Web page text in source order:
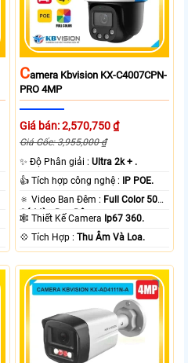
CAmera Kbvision KX-C4007CPN-
PRO 4MP
Giá bán: 2,570,750 ₫
Giá Gốc: 3,955,000 ₫
✨ Độ Phân giải :Ultra 2k + .
👍 Tích hợp công nghệ :
IP POE.
🔅 Video Ban Đêm : Full Color 50m
Có Màu Ban Ðêm.
🕸️ Thiết Kế Camera Ip67 360.
️💠 Tích Hợp :Thu Âm Và Loa.